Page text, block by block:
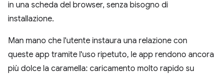
in una scheda del browser, senza bisogno di
installazione.
Man mano che l'utente instaura una relazione con
queste app tramite l'uso ripetuto, le app rendono ancora
più dolce la caramella: caricamento molto rapido su